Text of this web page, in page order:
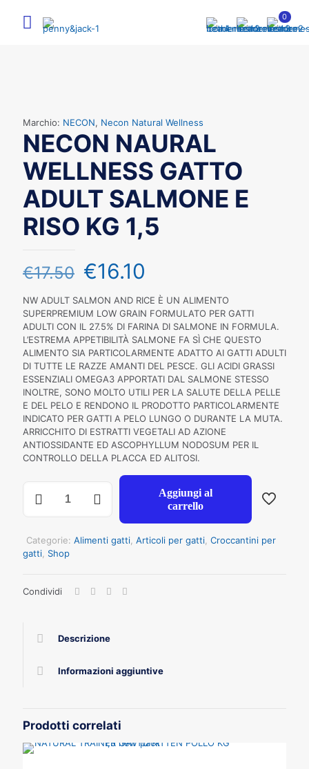
0
Marchio: NECON, Necon Natural Wellness
NECON NAURAL
WELLNESS GATTO
ADULT SALMONE E
RISO KG 1,5
€17.50 €16.10
NW ADULT SALMON AND RICE È UN ALIMENTO
SUPERPREMIUM LOW GRAIN FORMULATO PER GATTI
ADULTI CON IL 27.5% DI FARINA DI SALMONE IN FORMULA.
L’ESTREMA APPETIBILITÀ SALMONE FA SÌ CHE QUESTO
ALIMENTO SIA PARTICOLARMENTE ADATTO AI GATTI ADULTI
DI TUTTE LE RAZZE AMANTI DEL PESCE. GLI ACIDI GRASSI
ESSENZIALI OMEGA3 APPORTATI DAL SALMONE STESSO
INOLTRE, SONO MOLTO UTILI PER LA SALUTE DELLA PELLE
E DEL PELO E RENDONO IL PRODOTTO PARTICOLARMENTE
INDICATO PER GATTI A PELO LUNGO O DURANTE LA MUTA.
ARRICCHITO DI ESTRATTI VEGETALI AD AZIONE
ANTIOSSIDANTE ED ASCOPHYLLUM NODOSUM PER IL
CONTROLLO DELLA PLACCA ED ALITOSI.
ADULT
SALMONE
KG
Aggiungi al
carrello
Categorie: Alimenti gatti Articoli per gatti Croccantini per
gatti Shop
Condividi
Descrizione
Informazioni aggiuntive
Prodotti correlati